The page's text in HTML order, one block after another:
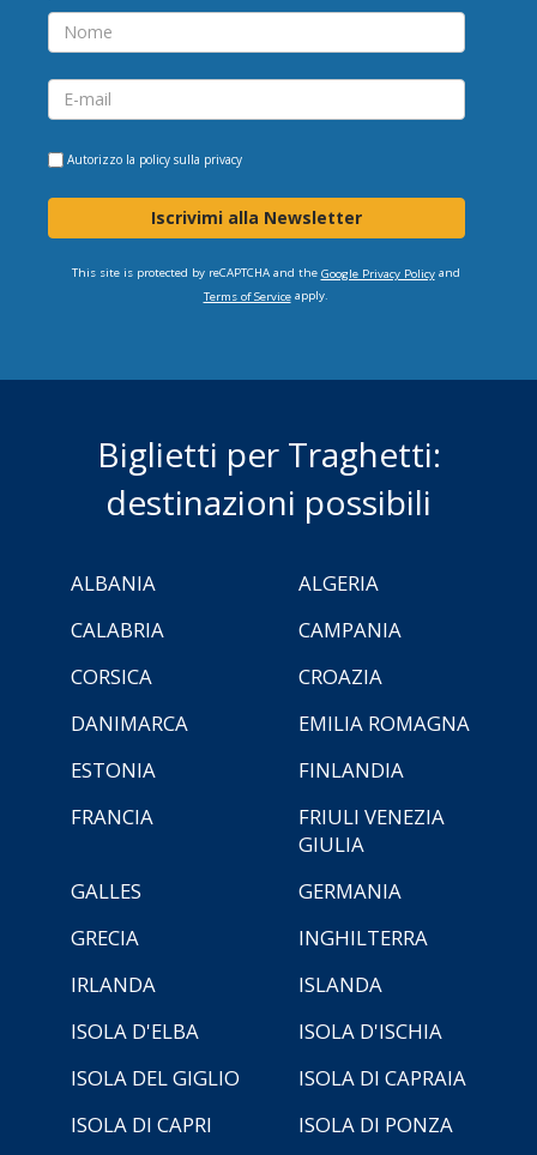
Autorizzo la policy sulla privacy
Iscrivimi alla Newsletter
This site is protected by reCAPTCHA and the Google Privacy Policyand
Terms of Serviceapply.
Biglietti per Traghetti:
destinazioni possibili
ALBANIA
ALGERIA
CALABRIA
CAMPANIA
CORSICA
CROAZIA
DANIMARCA
EMILIA ROMAGNA
ESTONIA
FINLANDIA
FRANCIA
FRIULI VENEZIA
GIULIA
GALLES
GERMANIA
GRECIA
INGHILTERRA
IRLANDA
ISLANDA
ISOLA D'ELBA
ISOLA D'ISCHIA
ISOLA DEL GIGLIO
ISOLA DI CAPRAIA
ISOLA DI CAPRI
ISOLA DI PONZA